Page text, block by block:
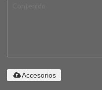
Accesorios